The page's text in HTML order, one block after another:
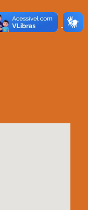
\ ANAPURUS – MA